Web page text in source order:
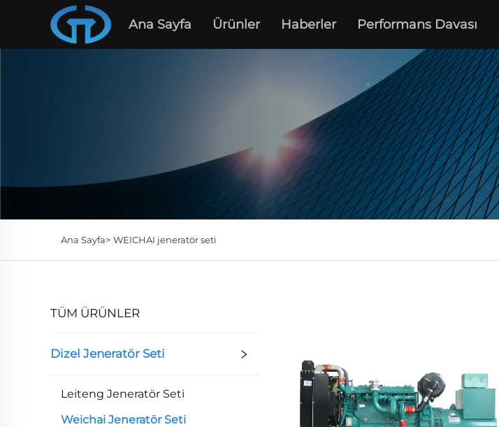
Ana Sayfa Ürünler Haberler Performans Davası
Ana Sayfa> WEICHAI jeneratör seti
TÜM ÜRÜNLER
Dizel Jeneratör Seti
Leiteng Jeneratör Seti
Weichai Jeneratör Seti